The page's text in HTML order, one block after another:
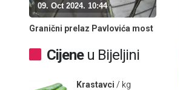
09. Oct 2024. 10:44
Granični prelaz Pavlovića most
Cijeneu Bijeljini
Krastavci / kg